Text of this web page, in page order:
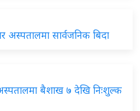
अस्पतालमा सार्वजनिक बिदा
अस्पतालमा बैशाख ७ देखि निःशुल्क